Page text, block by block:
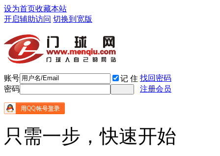
设为首页收藏本站
开启辅助访问 切换到宽版
账号 记 住 找回密码
密码
注册会员
只需一步，快速开始